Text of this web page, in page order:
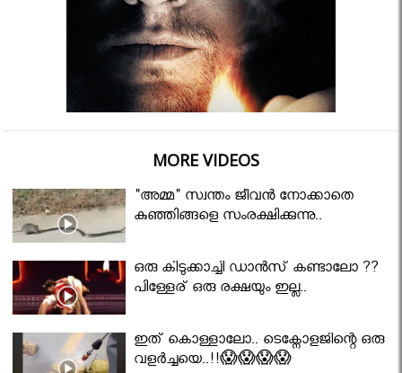
MORE VIDEOS
"അമ്മ" സ്വന്തം ജീവൻ നോക്കാതെ
കുഞ്ഞിങ്ങളെ സംരക്ഷിക്കുന്നു..
ഒരു കിടുക്കാച്ചി ഡാൻസ് കണ്ടാലോ ??
പിള്ളേര് ഒരു രക്ഷയും ഇല്ല..
ഇത് കൊള്ളാലോ.. ടെക്നോളജിന്റെ ഒരു
വളർച്ചയെ..!!😱😱😱😱